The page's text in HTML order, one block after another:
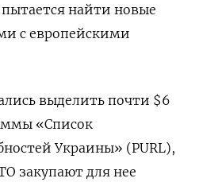
найти новые
с европейскими
выделить почти $6
«Список
Украины» (PURL),
закупают для нее